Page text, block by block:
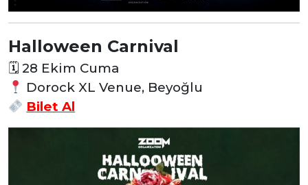
Halloween Carnival
🗓 28 Ekim Cuma
Dorock XL Venue, Beyoğlu
Bilet Al